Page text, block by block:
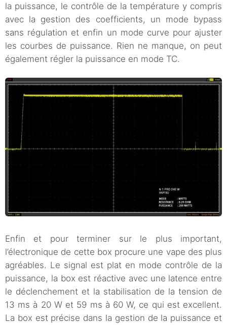
la puissance, le contrôle de la température y compris
avec la gestion des coefficients, un mode bypass
sans régulation et enfin un mode curve pour ajuster
les courbes de puissance. Rien ne manque, on peut
également régler la puissance en mode TC.
Enfin et pour terminer sur le plus important,
l’électronique de cette box procure une vape des plus
agréables. Le signal est plat en mode contrôle de la
puissance, la box est réactive avec une latence entre
le déclenchement et la stabilisation de la tension de
13 ms à 20 W et 59 ms à 60 W, ce qui est excellent.
La box est précise dans la gestion de la puissance et